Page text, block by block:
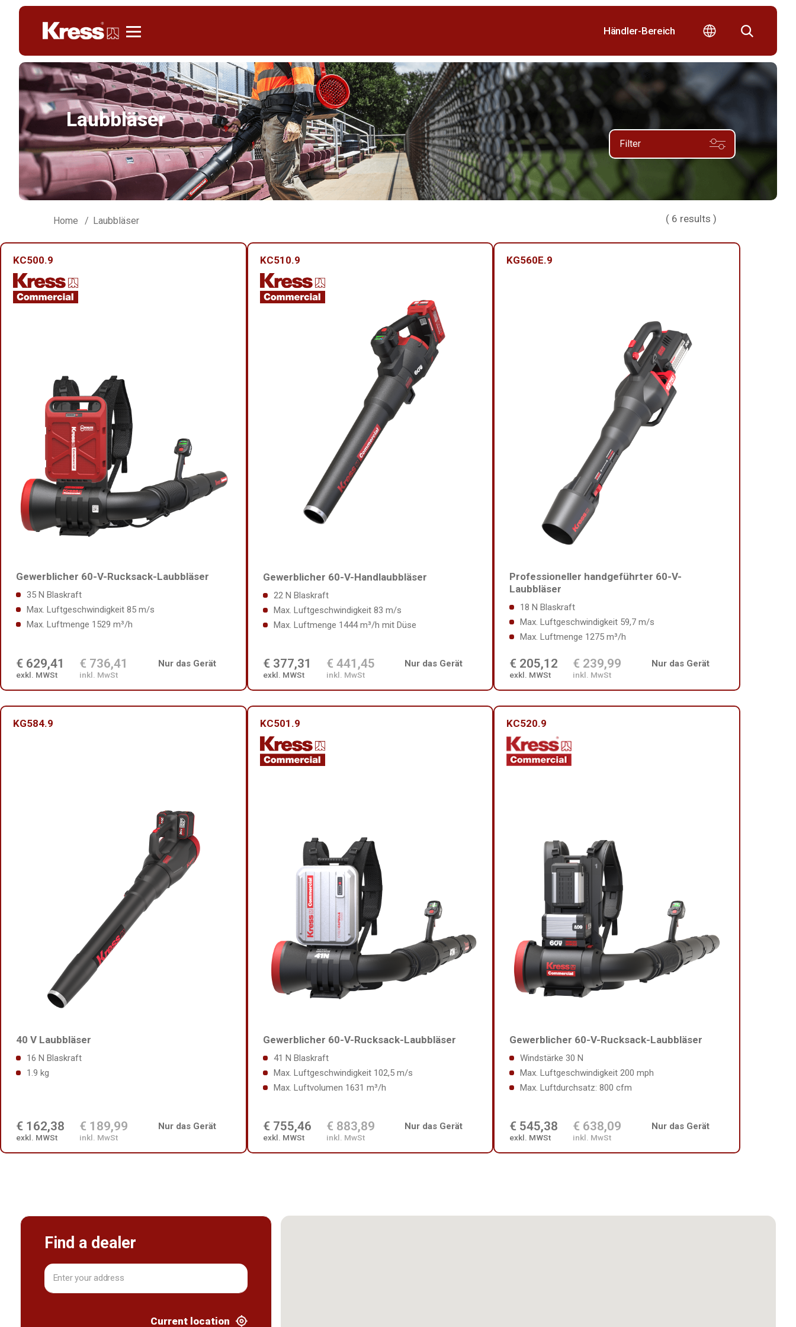
Händler-Bereich
Laubbläser
Filter
Home Laubbläser ( 6 results )
KC500.9
Gewerblicher 60-V-Rucksack-Laubbläser
35 N Blaskraft
Max. Luftgeschwindigkeit 85 m/s
Max. Luftmenge 1529 m³/h
€ 629,41
exkl. MWSt
€ 736,41
inkl. MwSt
Nur das Gerät
KC510.9
Gewerblicher 60-V-Handlaubbläser
22 N Blaskraft
Max. Luftgeschwindigkeit 83 m/s
Max. Luftmenge 1444 m³/h mit Düse
€ 377,31
exkl. MWSt
€ 441,45
inkl. MwSt
Nur das Gerät
KG560E.9
Professioneller handgeführter 60-V-
Laubbläser
18 N Blaskraft
Max. Luftgeschwindigkeit 59,7 m/s
Max. Luftmenge 1275 m³/h
€ 205,12
exkl. MWSt
€ 239,99
inkl. MwSt
Nur das Gerät
KG584.9
40 V Laubbläser
16 N Blaskraft
1.9 kg
€ 162,38
exkl. MWSt
€ 189,99
inkl. MwSt
Nur das Gerät
KC501.9
Gewerblicher 60-V-Rucksack-Laubbläser
41 N Blaskraft
Max. Luftgeschwindigkeit 102,5 m/s
Max. Luftvolumen 1631 m³/h
€ 755,46
exkl. MWSt
€ 883,89
inkl. MwSt
Nur das Gerät
KC520.9
Gewerblicher 60-V-Rucksack-Laubbläser
Windstärke 30 N
Max. Luftgeschwindigkeit 200 mph
Max. Luftdurchsatz: 800 cfm
€ 545,38
exkl. MWSt
€ 638,09
inkl. MwSt
Nur das Gerät
Find a dealer
Current location